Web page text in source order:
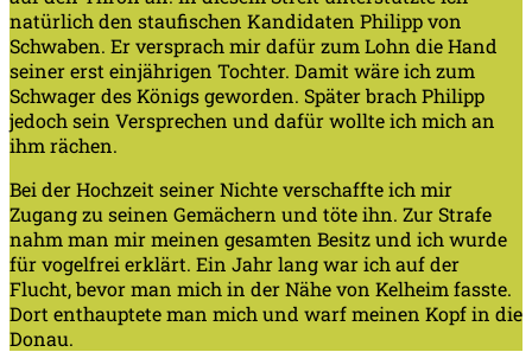
natürlich den staufischen Kandidaten Philipp von
Schwaben. Er versprach mir dafür zum Lohn die Hand
seiner erst einjährigen Tochter. Damit wäre ich zum
Schwager des Königs geworden. Später brach Philipp
jedoch sein Versprechen und dafür wollte ich mich an
ihm rächen.
Bei der Hochzeit seiner Nichte verschaffte ich mir
Zugang zu seinen Gemächern und töte ihn. Zur Strafe
nahm man mir meinen gesamten Besitz und ich wurde
für vogelfrei erklärt. Ein Jahr lang war ich auf der
Flucht, bevor man mich in der Nähe von Kelheim fasste.
Dort enthauptete man mich und warf meinen Kopf in die
Donau.